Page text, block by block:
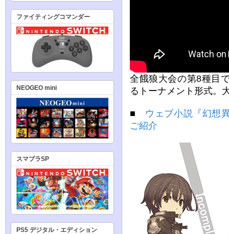
全餓狼大会の第8種目
るトーナメント形式。
■ ウェブ小説『幻想
ご紹介
ファイティングコマンダー
NEOGEO mini
スマブラSP
PS5 デジタル・エディション